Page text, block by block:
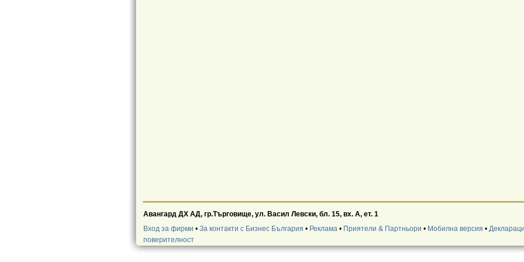
Авангард ДХ АД, гр.Търговище, ул. Васил Левски, бл. 15, вх. А, ет. 1
Вход за фирми • За контакти с Бизнес България • Реклама• Приятели & Партньори • Мобилна версия •
поверителност